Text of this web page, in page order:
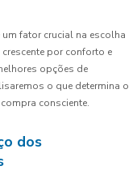
fator crucial na escolha
por conforto e
opções de
o que determina o
consciente.
dos